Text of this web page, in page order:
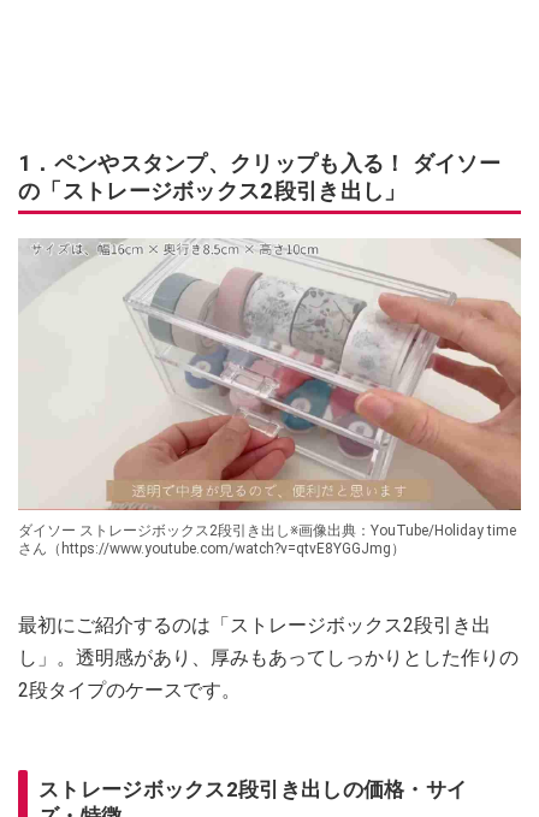
1．ペンやスタンプ、クリップも入る！ ダイソー
の「ストレージボックス2段引き出し」
ダイソー ストレージボックス2段引き出し※画像出典：YouTube/Holiday time
さん（https://www.youtube.com/watch?v=qtvE8YGGJmg）
最初にご紹介するのは「ストレージボックス2段引き出
し」。透明感があり、厚みもあってしっかりとした作りの
2段タイプのケースです。
ストレージボックス2段引き出しの価格・サイ